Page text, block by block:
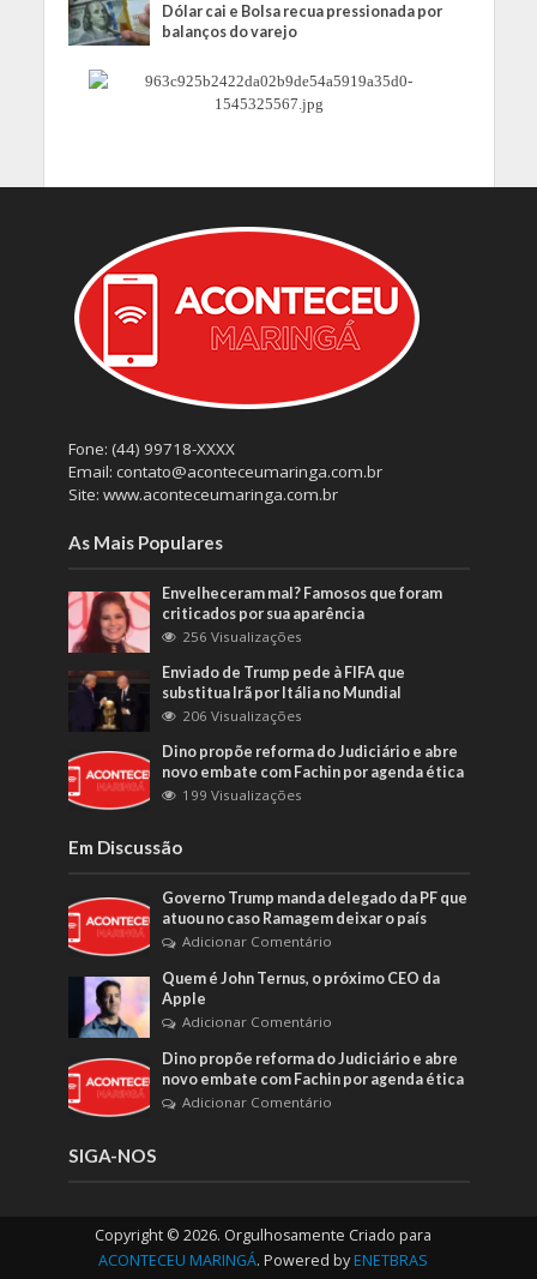
Dólar cai e Bolsa recua pressionada por
balanços do varejo
Fone: (44) 99718-XXXX
Email: contato@aconteceumaringa.com.br
Site: www.aconteceumaringa.com.br
As Mais Populares
Envelheceram mal? Famosos que foram
criticados por sua aparência
256 Visualizações
Enviado de Trump pede à FIFA que
substitua Irã por Itália no Mundial
206 Visualizações
Dino propõe reforma do Judiciário e abre
novo embate com Fachin por agenda ética
199 Visualizações
Em Discussão
Governo Trump manda delegado da PF que
atuou no caso Ramagem deixar o país
Adicionar Comentário
Quem é John Ternus, o próximo CEO da
Apple
Adicionar Comentário
Dino propõe reforma do Judiciário e abre
novo embate com Fachin por agenda ética
Adicionar Comentário
SIGA-NOS
Copyright © 2026. Orgulhosamente Criado para
ACONTECEU MARINGÁ. Powered by ENETBRAS